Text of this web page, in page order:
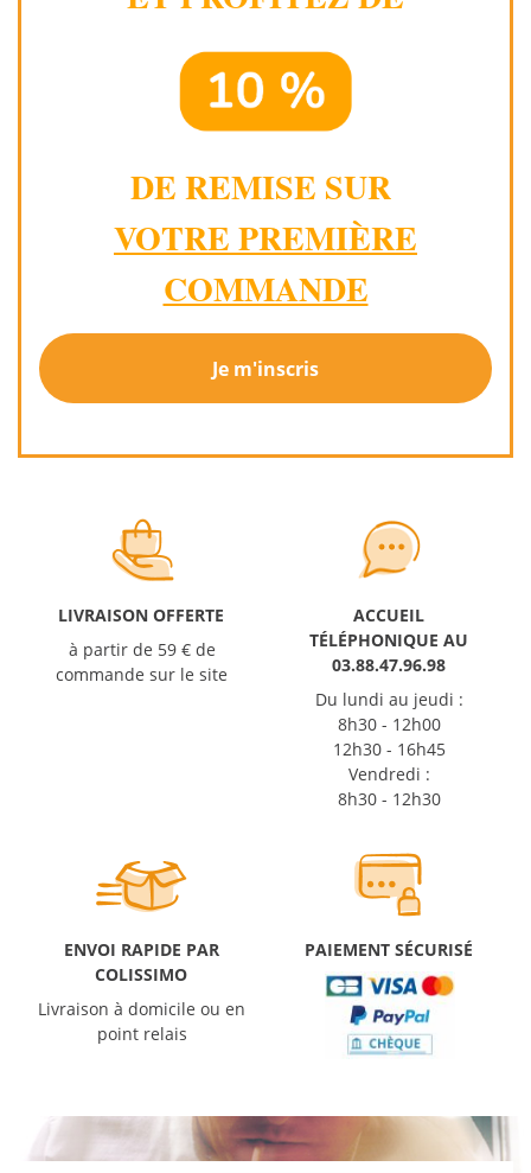
DE REMISE SUR
VOTRE PREMIÈRE
COMMANDE
Je m'inscris
LIVRAISON OFFERTE
à partir de 59 € de
commande sur le site
ACCUEIL
TÉLÉPHONIQUE AU
03.88.47.96.98
Du lundi au jeudi :
8h30 - 12h00
12h30 - 16h45
Vendredi :
8h30 - 12h30
ENVOI RAPIDE PAR
COLISSIMO
Livraison à domicile ou en
point relais
PAIEMENT SÉCURISÉ